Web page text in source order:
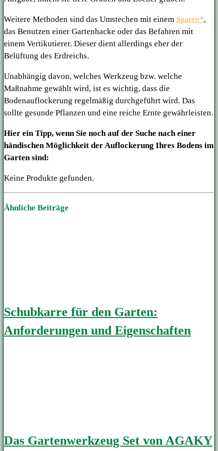
Weitere Methoden sind das Umstechen mit einem Spaten*,
das Benutzen einer Gartenhacke oder das Befahren mit
einem Vertikutierer. Dieser dient allerdings eher der
Belüftung des Erdreichs.
Unabhängig davon, welches Werkzeug bzw. welche
Maßnahme gewählt wird, ist es wichtig, dass die
Bodenauflockerung regelmäßig durchgeführt wird. Das
sollte gesunde Pflanzen und eine reiche Ernte gewährleisten.
Hier ein Tipp, wenn Sie noch auf der Suche nach einer
händischen Möglichkeit der Auflockerung Ihres Bodens im
Garten sind:
Keine Produkte gefunden.
Ähnliche Beiträge
Schubkarre für den Garten:
Anforderungen und Eigenschaften
Das Gartenwerkzeug Set von AGAKY